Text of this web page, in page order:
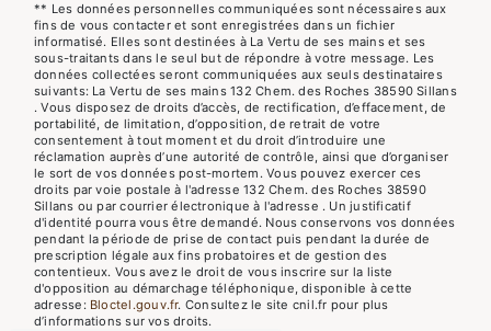
** Les données personnelles communiquées sont nécessaires aux
fins de vous contacter et sont enregistrées dans un fichier
informatisé. Elles sont destinées à La Vertu de ses mains et ses
sous-traitants dans le seul but de répondre à votre message. Les
données collectées seront communiquées aux seuls destinataires
suivants: La Vertu de ses mains 132 Chem. des Roches 38590 Sillans
. Vous disposez de droits d’accès, de rectification, d’effacement, de
portabilité, de limitation, d’opposition, de retrait de votre
consentement à tout moment et du droit d’introduire une
réclamation auprès d’une autorité de contrôle, ainsi que d’organiser
le sort de vos données post-mortem. Vous pouvez exercer ces
droits par voie postale à l'adresse 132 Chem. des Roches 38590
Sillans ou par courrier électronique à l'adresse . Un justificatif
d'identité pourra vous être demandé. Nous conservons vos données
pendant la période de prise de contact puis pendant la durée de
prescription légale aux fins probatoires et de gestion des
contentieux. Vous avez le droit de vous inscrire sur la liste
d'opposition au démarchage téléphonique, disponible à cette
adresse:
Bloctel.gouv.fr. Consultez le site cnil.fr pour plus
d’informations sur vos droits.